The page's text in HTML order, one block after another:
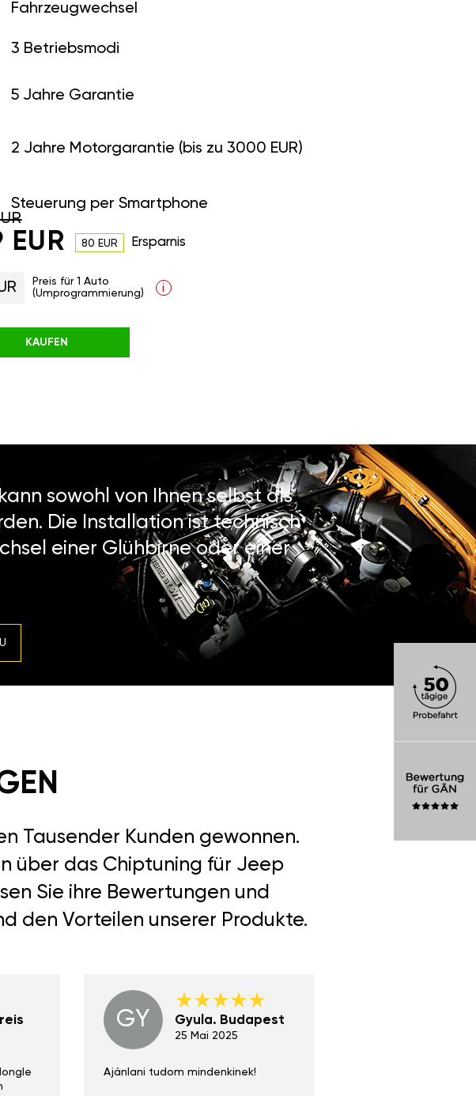
Fahrzeugwechsel
3 Betriebsmodi
5 Jahre Garantie
2 Jahre Motorgarantie (bis zu 3000 EUR)
Steuerung per Smartphone
EUR 80 EUR Ersparnis
Preis für 1 Auto
(Umprogrammierung)
i
KAUFEN
sowohl von Ihnen selbst als
Die Installation ist technisch
einer Glühbirne oder einer
Tausender Kunden gewonnen.
über das Chiptuning für Jeep
Sie ihre Bewertungen und
den Vorteilen unserer Produkte.
GY Gyula. Budapest
25 Mai 2025
Ajánlani tudom mindenkinek!